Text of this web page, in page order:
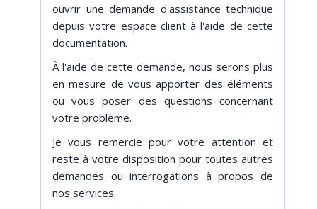
ouvrir une demande d'assistance technique
depuis votre espace client à l'aide de cette
documentation.
À l'aide de cette demande, nous serons plus
en mesure de vous apporter des éléments
ou vous poser des questions concernant
votre problème.
Je vous remercie pour votre attention et
reste à votre disposition pour toutes autres
demandes ou interrogations à propos de
nos services.